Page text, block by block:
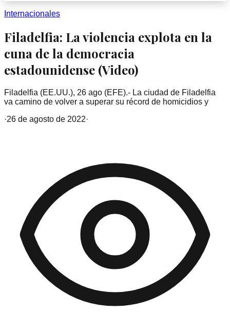
Internacionales
Filadelfia: La violencia explota en la
cuna de la democracia
estadounidense (Video)
Filadelfia (EE.UU.), 26 ago (EFE).- La ciudad de Filadelfia
va camino de volver a superar su récord de homicidios y
·26 de agosto de 2022·